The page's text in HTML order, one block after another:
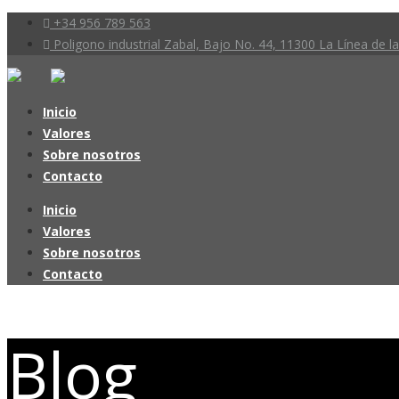
+34 956 789 563
Poligono industrial Zabal, Bajo No. 44, 11300 La Línea de
Inicio
Valores
Sobre nosotros
Contacto
Inicio
Valores
Sobre nosotros
Contacto
Blog